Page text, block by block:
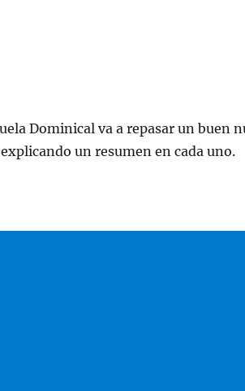
Dominical va a repasar un buen
un resumen en cada uno.